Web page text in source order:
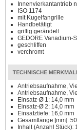
Innenvierkantantrieb
ISO 1174
mit Kugelfangrille
Handbetätigt
griffig gerändelt
GEDORE Vanadium-
geschliffen
verchromt
TECHNISCHE
Antriebsaufnahme,
Antriebsaufnahme,
Einsatz-Ø 1: 14,0 mm
Einsatz-Ø 2: 14,0 mm
Einsatztiefe: 16,0 mm
Gesamtlänge [mm]:
Inhalt (Anzahl Stück):